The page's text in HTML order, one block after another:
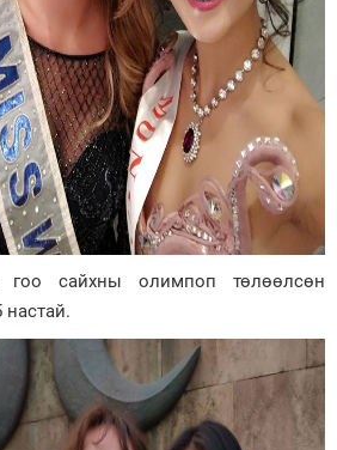
сайхны олимпоп төлөөлсөн
настай.